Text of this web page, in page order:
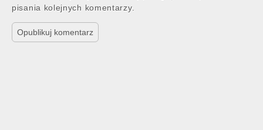
pisania kolejnych komentarzy.